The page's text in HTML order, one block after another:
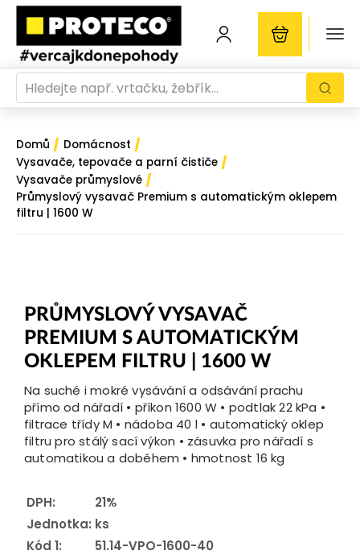
Domů / Domácnost /
Vysavače, tepovače a parní čističe /
Vysavače průmyslové /
Průmyslový vysavač Premium s automatickým oklepem
filtru | 1600 W
PRŮMYSLOVÝ VYSAVAČ
PREMIUM S AUTOMATICKÝM
OKLEPEM FILTRU | 1600 W
Na suché i mokré vysávání a odsávání prachu
přímo od nářadí • příkon 1600 W • podtlak 22 kPa •
filtrace třídy M • nádoba 40 l • automatický oklep
filtru pro stálý sací výkon • zásuvka pro nářadí s
automatikou a doběhem • hmotnost 16 kg
DPH:
21%
Jednotka: ks
Kód 1:
51.14-VPO-1600-40